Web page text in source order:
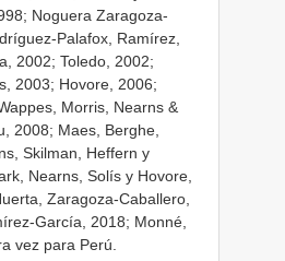
Noguera Zaragoza-
Palafox, Ramírez,
2002; Toledo, 2002;
2003; Hovore, 2006;
Morris, Nearns &
2008; Maes, Berghe,
Skilman, Heffern y
Nearns, Solís y Hovore,
Zaragoza-Caballero,
García, 2018; Monné,
vez para Perú.